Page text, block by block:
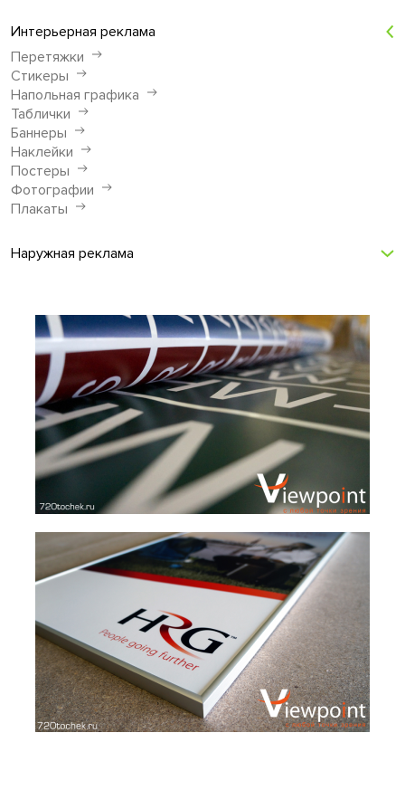
Интерьерная реклама
Перетяжки
Стикеры
Напольная графика
Таблички
Баннеры
Наклейки
Постеры
Фотографии
Плакаты
Наружная реклама